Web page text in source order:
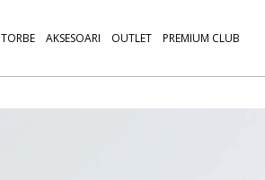
TORBE AKSESOARI OUTLET PREMIUM CLUB